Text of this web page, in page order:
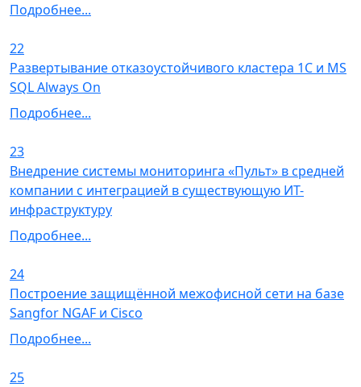
Подробнее...
22
Развертывание отказоустойчивого кластера 1С и MS
SQL Always On
Подробнее...
23
Внедрение системы мониторинга «Пульт» в средней
компании с интеграцией в существующую ИТ-
инфраструктуру
Подробнее...
24
Построение защищённой межофисной сети на базе
Sangfor NGAF и Cisco
Подробнее...
25